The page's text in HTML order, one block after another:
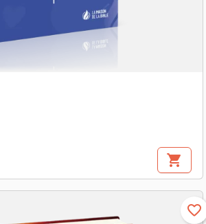
shopping_cart
favorite_border